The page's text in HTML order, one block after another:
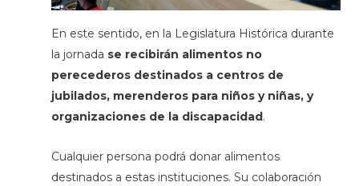
En este sentido, en la Legislatura Histórica durante
la jornada se recibirán alimentos no
perecederos destinados a centros de
jubilados, merenderos para niños y niñas, y
organizaciones de la discapacidad.
Cualquier persona podrá donar alimentos
destinados a estas instituciones. Su colaboración